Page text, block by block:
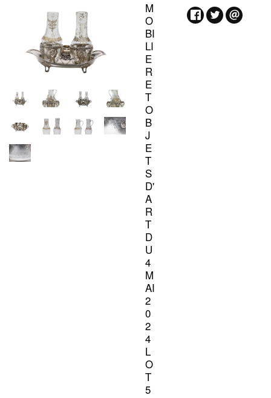
M
O
BI
LI
E
R
E
T
O
B
J
E
T
S
D'
A
R
T
D
U
4
M
AI
2
0
2
4
L
O
T
5